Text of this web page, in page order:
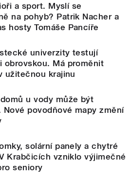
a sport. Myslí se
na pohyb? Patrik Nacher a
hosty Tomáše Pancíře
univerzity testují
obrovskou. Má proměnit
užitečnou krajinu
u vody může být
Nové povodňové mapy změní
solární panely a chytré
Krabčicích vzniklo výjimečné
seniory